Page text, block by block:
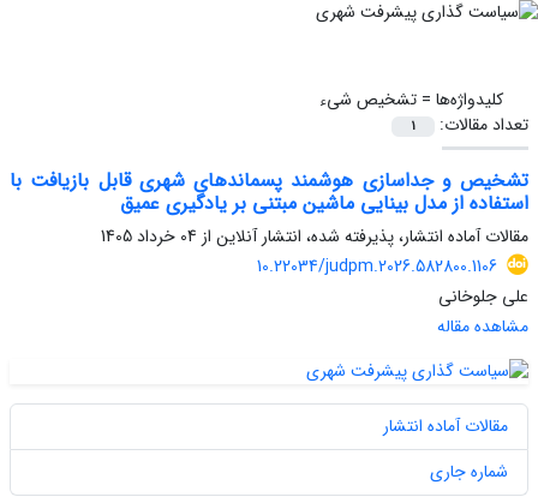
کلیدواژه‌ها =تشخیص شیء
تعداد مقالات:
1
تشخیص و جداسازی هوشمند پسماندهای شهری قابل بازیافت با
استفاده از مدل بینایی ماشین مبتنی بر یادگیری عمیق
مقالات آماده انتشار، پذیرفته شده، انتشار آنلاین از 04 خرداد 1405
10.22034/judpm.2026.582800.1106
علی جلوخانی
مشاهده مقاله
مقالات آماده انتشار
شماره جاری